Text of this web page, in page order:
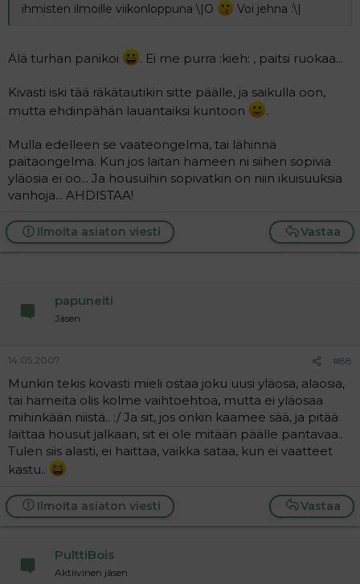
ihmisten ilmoille viikonloppuna \|O
Voi jehna :\|
Älä turhan panikoi . Ei me purra :kieh: , paitsi ruokaa...
Kivasti iski tää räkätautikin sitte päälle, ja saikulla oon,
mutta ehdinpähän lauantaiksi kuntoon
.
Mulla edelleen se vaateongelma, tai lähinnä
paitaongelma. Kun jos laitan hameen ni siihen sopivia
yläosia ei oo... Ja housuihin sopivatkin on niin ikuisuuksia
vanhoja... AHDISTAA!
Vastaa
Ilmoita asiaton viesti
papuneiti
Jäsen
14.05.2007 #88
Munkin tekis kovasti mieli ostaa joku uusi yläosa, alaosia,
tai hameita olis kolme vaihtoehtoa, mutta ei yläosaa
mihinkään niistä.. :/ Ja sit, jos onkin kaamee sää, ja pitää
laittaa housut jalkaan, sit ei ole mitään päälle pantavaa..
Tulen siis alasti, ei haittaa, vaikka sataa, kun ei vaatteet
kastu..
Vastaa
Ilmoita asiaton viesti
PulttiBois
Aktiivinen jäsen